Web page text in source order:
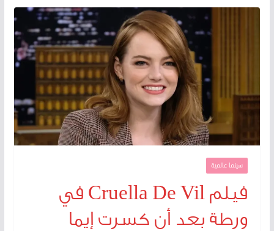
سينما عالمية
فيلم Cruella De Vil في
ورطة بعد أن كسرت إيما